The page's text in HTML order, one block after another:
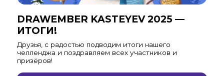
DRAWEMBER KASTEYEV 2025 —
ИТОГИ!
Друзья, с радостью подводим итоги нашего
челленджа и поздравляем всех участников и
призёров!